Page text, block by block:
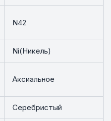
N42
Ni(Никель)
Аксиальное
Серебристый